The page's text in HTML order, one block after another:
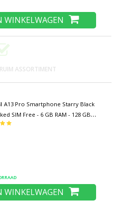
WINKELWAGEN
ASSORTIMENT
A13 Pro Smartphone Starry Black
SIM Free - 6 GB RAM - 128 GB
48MP Camera - 5150mAh Batterij
WINKELWAGEN